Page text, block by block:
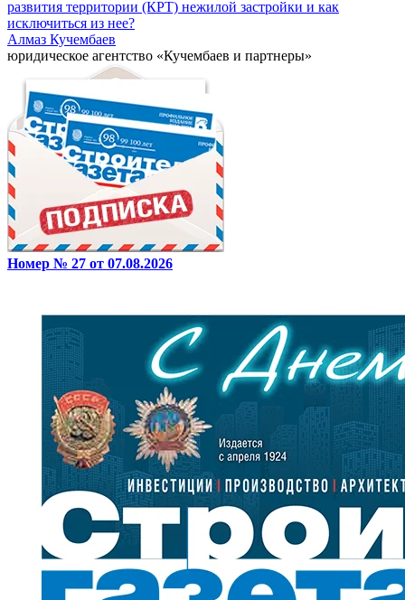
развития территории (КРТ) нежилой застройки и как
исключиться из нее?
Алмаз Кучембаев
юридическое агентство «Кучембаев и партнеры»
Номер № 27 от 07.08.2026